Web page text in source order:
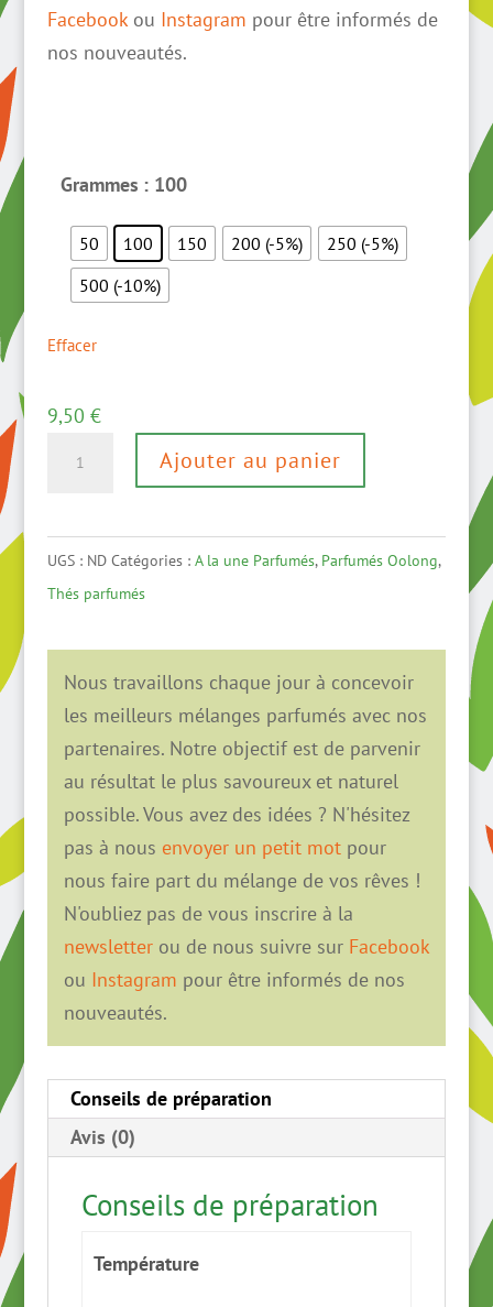
Facebookou Instagram pour être informés de
nos nouveautés.
Grammes : 100
50 100 150 200 (-5%)
250 (-5%)
500 (-10%)
Effacer
9,50 €
Ajouter au panier
UGS : ND Catégories : A la une Parfumés, Parfumés Oolong,
Thés parfumés
Nous travaillons chaque jour à concevoir
les meilleurs mélanges parfumés avec nos
partenaires. Notre objectif est de parvenir
au résultat le plus savoureux et naturel
possible. Vous avez des idées ? N'hésitez
pas à nous envoyer un petit motpour
nous faire part du mélange de vos rêves !
N'oubliez pas de vous inscrire à la
newsletterou de nous suivre sur Facebook
ou Instagram pour être informés de nos
nouveautés.
Conseils de préparation
Avis (0)
Conseils de préparation
Température